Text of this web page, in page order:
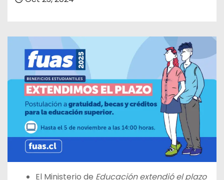
El Ministerio de Educación extendió el plazo